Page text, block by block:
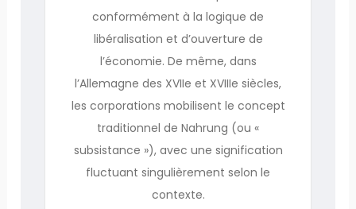
conformément à la logique de
libéralisation et d’ouverture de
l’économie. De même, dans
l’Allemagne des XVIIe et XVIIIe siècles,
les corporations mobilisent le concept
traditionnel de Nahrung (ou «
subsistance »), avec une signification
fluctuant singulièrement selon le
contexte.